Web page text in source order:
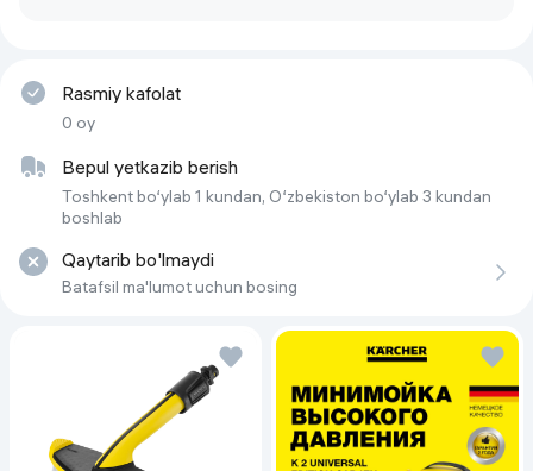
Rasmiy kafolat
0 oy
Bepul yetkazib berish
Toshkent bo‘ylab 1 kundan, O‘zbekiston bo‘ylab 3 kundan
boshlab
Qaytarib bo'lmaydi
Batafsil ma'lumot uchun bosing